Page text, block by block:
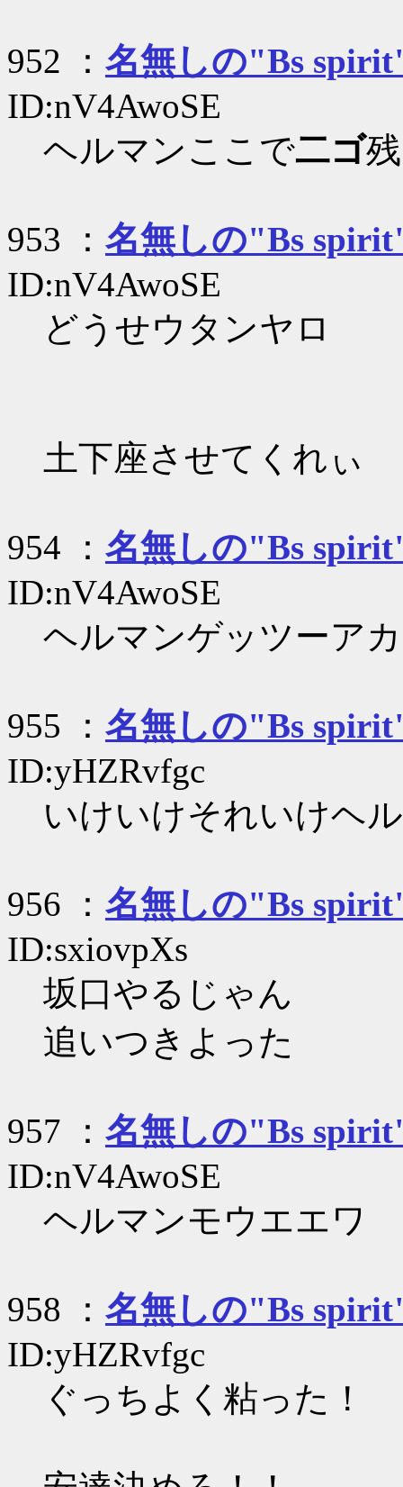
952 ： 名無しの"Bs
ID:nV4AwoSE
ヘルマンここで二ゴ
953 ： 名無しの"Bs
ID:nV4AwoSE
どうせウタンヤロ
土下座させてくれぃ
954 ： 名無しの"Bs
ID:nV4AwoSE
ヘルマンゲッツーア
955 ： 名無しの"Bs
ID:yHZRvfgc
いけいけそれいけヘ
956 ： 名無しの"Bs
ID:sxiovpXs
坂口やるじゃん
追いつきよった
957 ： 名無しの"Bs
ID:nV4AwoSE
ヘルマンモウエエワ
958 ： 名無しの"Bs
ID:yHZRvfgc
ぐっちよく粘った！